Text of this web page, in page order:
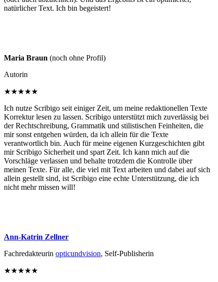
natürlicher Text. Ich bin begeistert!
Maria Braun (noch ohne Profil)
Autorin
★★★★★
Ich nutze Scribigo seit einiger Zeit, um meine redaktionellen Texte
Korrektur lesen zu lassen. Scribigo unterstützt mich zuverlässig bei
der Rechtschreibung, Grammatik und stilistischen Feinheiten, die
mir sonst entgehen würden, da ich allein für die Texte
verantwortlich bin. Auch für meine eigenen Kurzgeschichten gibt
mir Scribigo Sicherheit und spart Zeit. Ich kann mich auf die
Vorschläge verlassen und behalte trotzdem die Kontrolle über
meinen Texte. Für alle, die viel mit Text arbeiten und dabei auf sich
allein gestellt sind, ist Scribigo eine echte Unterstützung, die ich
nicht mehr missen will!
Ann-Katrin Zellner
Fachredakteurin opticundvision, Self-Publisherin
★★★★★